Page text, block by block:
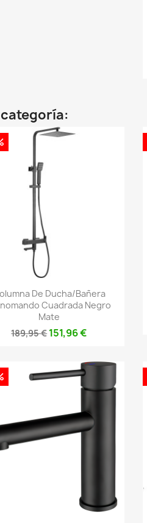
Vista rápida
De Ducha/bañera
Cuadrada Negro
Mate
189,95 €151,96 €